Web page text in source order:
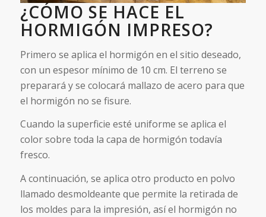
¿CÓMO SE HACE EL
HORMIGÓN IMPRESO?
Primero se aplica el hormigón en el sitio deseado,
con un espesor mínimo de 10 cm. El terreno se
preparará y se colocará mallazo de acero para que
el hormigón no se fisure.
Cuando la superficie esté uniforme se aplica el
color sobre toda la capa de hormigón todavía
fresco.
A continuación, se aplica otro producto en polvo
llamado desmoldeante que permite la retirada de
los moldes para la impresión, así el hormigón no